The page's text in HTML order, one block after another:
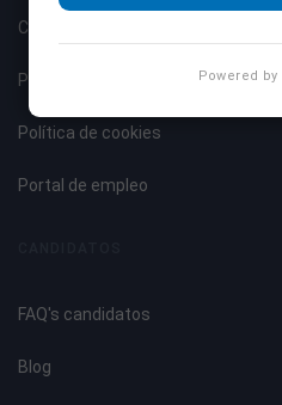
Condiciones de uso
Política de privacidad
Política de cookies
Portal de empleo
FAQ's candidatos
Blog
Powered by